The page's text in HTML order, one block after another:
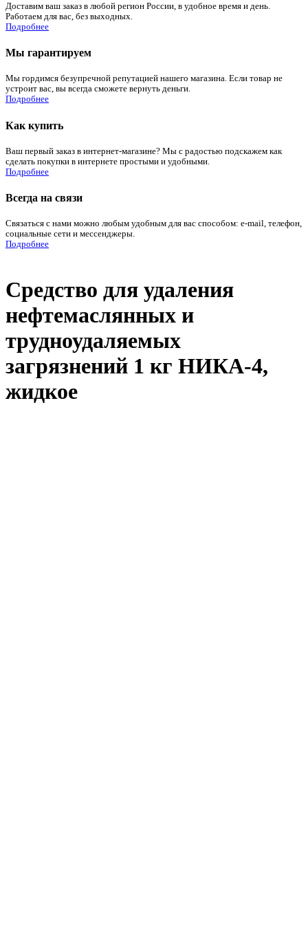
Доставим ваш заказ в любой регион России, в удобное время и день.
Работаем для вас, без выходных.
Подробнее
Мы гарантируем
Мы гордимся безупречной репутацией нашего магазина. Если товар не
устроит вас, вы всегда сможете вернуть деньги.
Подробнее
Как купить
Ваш первый заказ в интернет-магазине? Мы с радостью подскажем как
сделать покупки в интернете простыми и удобными.
Подробнее
Всегда на связи
Связаться с нами можно любым удобным для вас способом: e-mail, телефон,
социальные сети и мессенджеры.
Подробнее
Средство для удаления
нефтемаслянных и
трудноудаляемых
загрязнений 1 кг НИКА-4,
жидкое